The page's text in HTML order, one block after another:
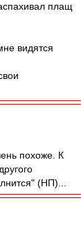
плащ
видятся
похоже. К
(НП)...